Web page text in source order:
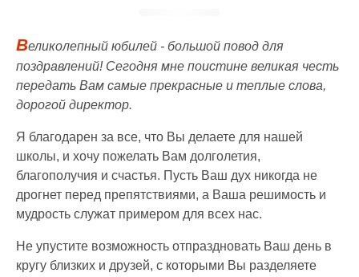
Великолепный юбилей - большой повод для
поздравлений! Сегодня мне поистине великая честь
передать Вам самые прекрасные и теплые слова,
дорогой директор.
Я благодарен за все, что Вы делаете для нашей
школы, и хочу пожелать Вам долголетия,
благополучия и счастья. Пусть Ваш дух никогда не
дрогнет перед препятствиями, а Ваша решимость и
мудрость служат примером для всех нас.
Не упустите возможность отпраздновать Ваш день в
кругу близких и друзей, с которыми Вы разделяете